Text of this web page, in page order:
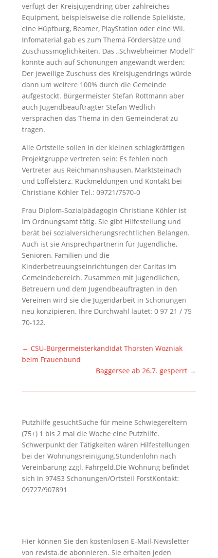
verfügt der Kreisjugendring über zahlreiches
Equipment, beispielsweise die rollende Spielkiste,
eine Hüpfburg, Beamer, PlayStation oder eine Wii.
Infomaterial gab es zum Thema Fördersätze und
Zuschussmöglichkeiten. Das „Schwebheimer Modell“
könnte auch auf Schonungen angewandt werden:
Der jeweilige Zuschuss des Kreisjugendrings würde
dann um weitere 100% durch die Gemeinde
aufgestockt. Bürgermeister Stefan Rottmann aber
auch Jugendbeauftragter Stefan Wedlich
versprachen das Thema in den Gemeinderat zu
tragen.
Alle Ortsteile sollen in der kleinen schlagkräftigen
Projektgruppe vertreten sein: Es fehlen noch
Vertreter aus Reichmannshausen, Marktsteinach
und Löffelsterz. Rückmeldungen und Kontakt bei
Christiane Köhler Tel.: 09721/7570-0
Frau Diplom-Sozialpädagogin Christiane Köhler ist
im Ordnungsamt tätig. Sie gibt Hilfestellung und
berät bei sozialversicherungsrechtlichen Belangen.
Auch ist sie Ansprechpartnerin für Jugendliche,
Senioren, Familien und die
Kinderbetreuungseinrichtungen der Caritas im
Gemeindebereich. Zusammen mit Jugendlichen,
Betreuern und dem Jugendbeauftragten in den
Vereinen wird sie die Jugendarbeit in Schonungen
neu konzipieren. Ihre Durchwahl lautet: 0 97 21 / 75
70-122.
← CSU-Bürgermeisterkandidat Thorsten Wozniak
beim Frauenbund
Baggersee ab 26.7. gesperrt →
Putzhilfe gesuchtSuche für meine Schwiegereltern
(75+) 1 bis 2 mal die Woche eine Putzhilfe.
Schwerpunkt der Tätigkeiten wären Hilfestellungen
bei der Wohnungsreinigung.Stundenlohn nach
Vereinbarung zzgl. Fahrgeld.Die Wohnung befindet
sich in 97453 Schonungen/Ortsteil ForstKontakt:
09727/907891
Hier können Sie den kostenlosen E-Mail-Newsletter
von revista.de abonnieren. Sie erhalten jeden